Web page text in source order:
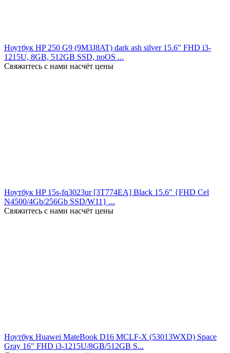
Ноутбук HP 250 G9 (9M3J8AT) dark ash silver 15.6" FHD i3-
1215U, 8GB, 512GB SSD, noOS ...
Свяжитесь с нами насчёт цены
Ноутбук HP 15s-fq3023ur [3T774EA] Black 15.6" {FHD Cel
N4500/4Gb/256Gb SSD/W11} ...
Свяжитесь с нами насчёт цены
Ноутбук Huawei MateBook D16 MCLF-X (53013WXD) Space
Gray 16" FHD i3-1215U/8GB/512GB S...